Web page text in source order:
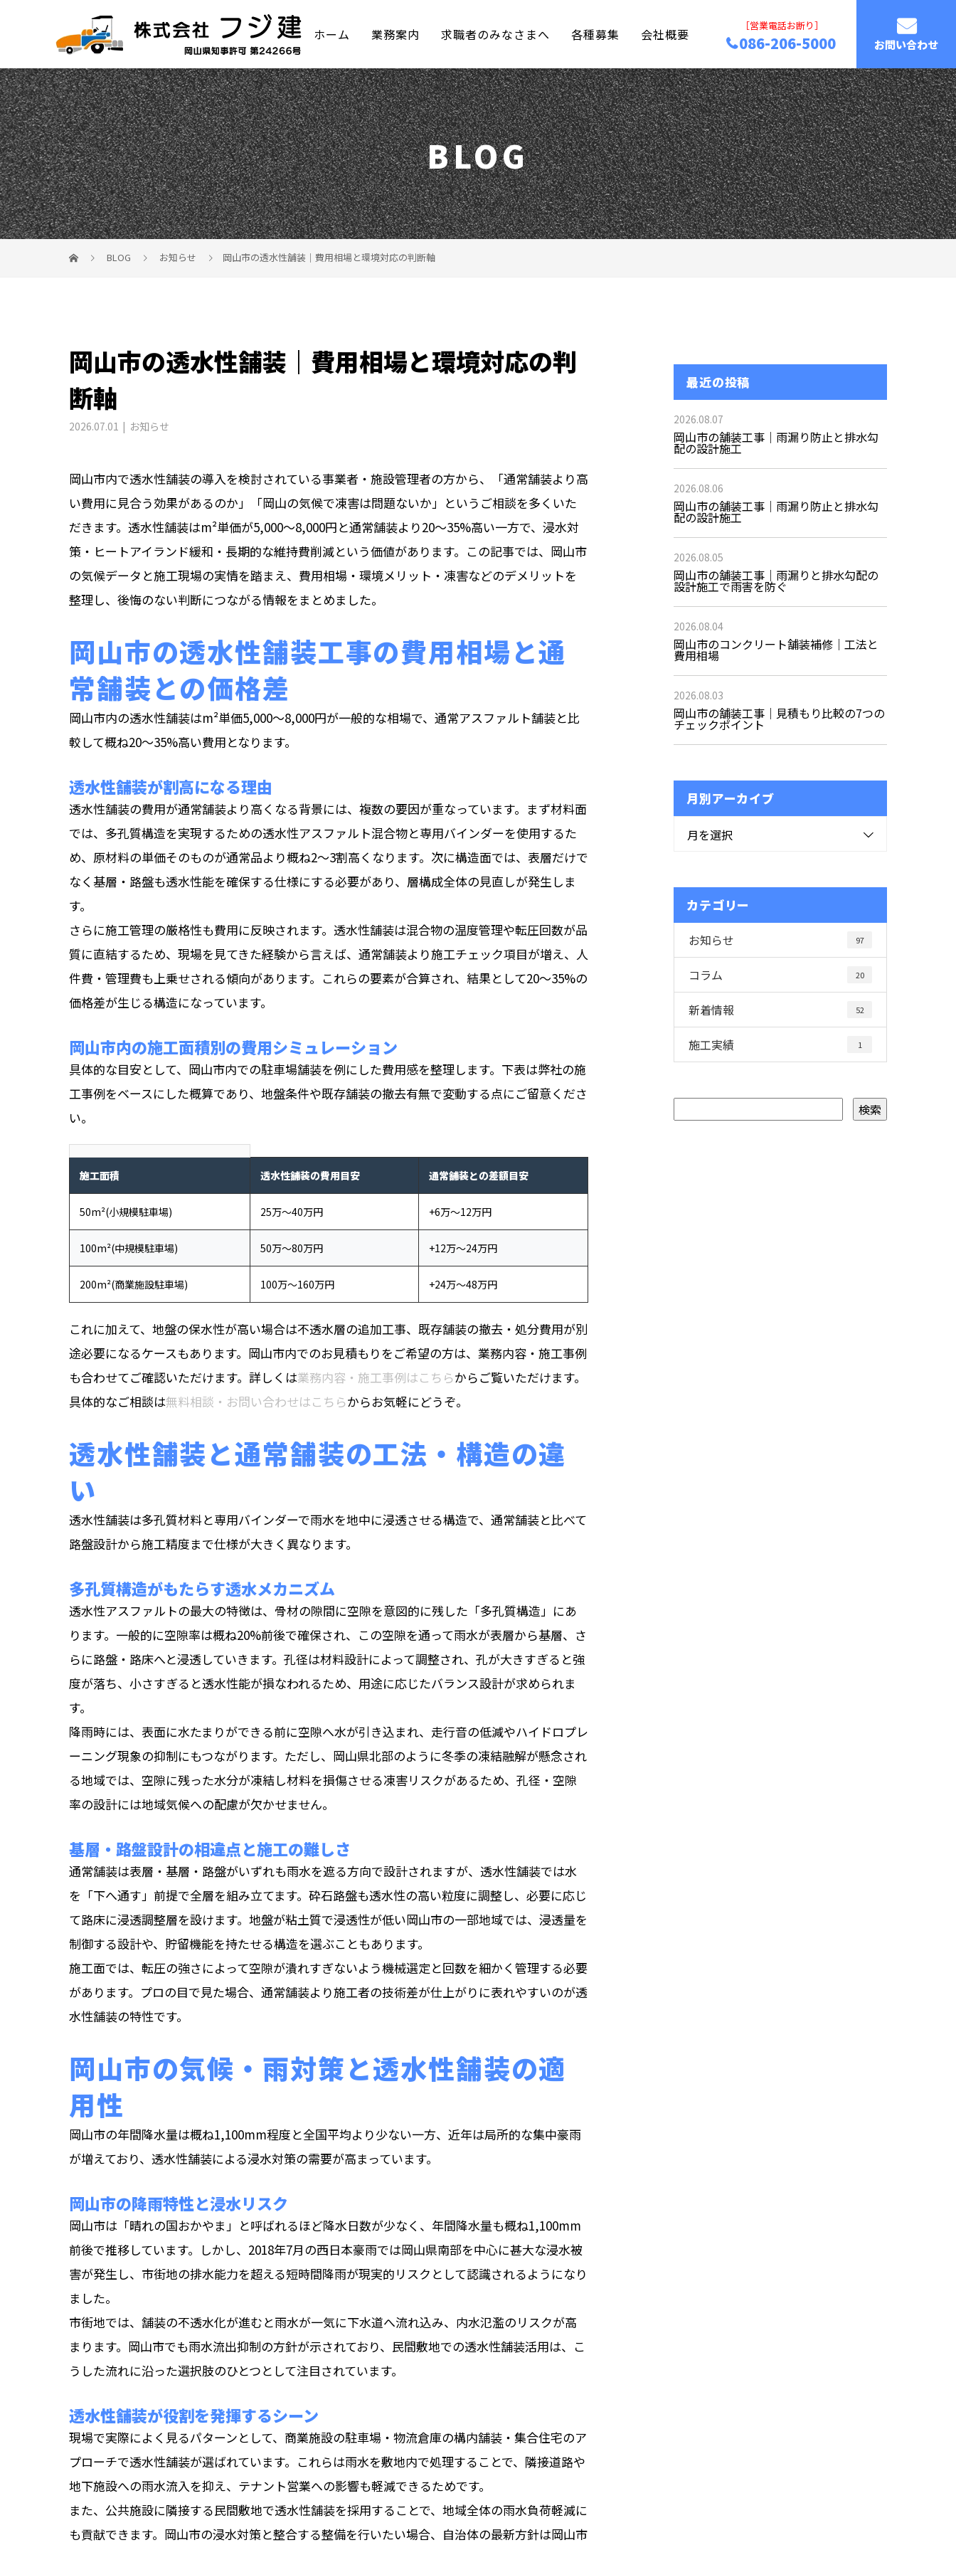
ホーム 業務案内 求職者のみなさまへ 各種募集 会社概要 ［営業電話お断り］
086-206-5000 お問い合わせ
BLOG
BLOG お知らせ 岡山市の透水性舗装｜費用相場と環境対応の判断軸
岡山市の透水性舗装｜費用相場と環境対応の判
断軸
2026.07.01 お知らせ
岡山市内で透水性舗装の導入を検討されている事業者・施設管理者の方から、「通常舗装より高
い費用に見合う効果があるのか」「岡山の気候で凍害は問題ないか」というご相談を多くいた
だきます。透水性舗装はm²単価が5,000〜8,000円と通常舗装より20〜35%高い一方で、浸水対
策・ヒートアイランド緩和・長期的な維持費削減という価値があります。この記事では、岡山市
の気候データと施工現場の実情を踏まえ、費用相場・環境メリット・凍害などのデメリットを
整理し、後悔のない判断につながる情報をまとめました。
岡山市の透水性舗装工事の費用相場と通
常舗装との価格差
岡山市内の透水性舗装はm²単価5,000〜8,000円が一般的な相場で、通常アスファルト舗装と比
較して概ね20〜35%高い費用となります。
透水性舗装が割高になる理由
透水性舗装の費用が通常舗装より高くなる背景には、複数の要因が重なっています。まず材料面
では、多孔質構造を実現するための透水性アスファルト混合物と専用バインダーを使用するた
め、原材料の単価そのものが通常品より概ね2〜3割高くなります。次に構造面では、表層だけで
なく基層・路盤も透水性能を確保する仕様にする必要があり、層構成全体の見直しが発生しま
す。
さらに施工管理の厳格性も費用に反映されます。透水性舗装は混合物の温度管理や転圧回数が品
質に直結するため、現場を見てきた経験から言えば、通常舗装より施工チェック項目が増え、人
件費・管理費も上乗せされる傾向があります。これらの要素が合算され、結果として20〜35%の
価格差が生じる構造になっています。
岡山市内の施工面積別の費用シミュレーション
具体的な目安として、岡山市内での駐車場舗装を例にした費用感を整理します。下表は弊社の施
工事例をベースにした概算であり、地盤条件や既存舗装の撤去有無で変動する点にご留意くださ
い。
施工面積 透水性舗装の費用目安 通常舗装との差額目安
50m²(小規模駐車場) 25万〜40万円 +6万〜12万円
100m²(中規模駐車場) 50万〜80万円 +12万〜24万円
200m²(商業施設駐車場) 100万〜160万円 +24万〜48万円
これに加えて、地盤の保水性が高い場合は不透水層の追加工事、既存舗装の撤去・処分費用が別
途必要になるケースもあります。岡山市内でのお見積もりをご希望の方は、業務内容・施工事例
も合わせてご確認いただけます。詳しくは業務内容・施工事例はこちらからご覧いただけます。
具体的なご相談は無料相談・お問い合わせはこちらからお気軽にどうぞ。
透水性舗装と通常舗装の工法・構造の違
い
透水性舗装は多孔質材料と専用バインダーで雨水を地中に浸透させる構造で、通常舗装と比べて
路盤設計から施工精度まで仕様が大きく異なります。
多孔質構造がもたらす透水メカニズム
透水性アスファルトの最大の特徴は、骨材の隙間に空隙を意図的に残した「多孔質構造」にあ
ります。一般的に空隙率は概ね20%前後で確保され、この空隙を通って雨水が表層から基層、さ
らに路盤・路床へと浸透していきます。孔径は材料設計によって調整され、孔が大きすぎると強
度が落ち、小さすぎると透水性能が損なわれるため、用途に応じたバランス設計が求められま
す。
降雨時には、表面に水たまりができる前に空隙へ水が引き込まれ、走行音の低減やハイドロプレ
ーニング現象の抑制にもつながります。ただし、岡山県北部のように冬季の凍結融解が懸念され
る地域では、空隙に残った水分が凍結し材料を損傷させる凍害リスクがあるため、孔径・空隙
率の設計には地域気候への配慮が欠かせません。
基層・路盤設計の相違点と施工の難しさ
通常舗装は表層・基層・路盤がいずれも雨水を遮る方向で設計されますが、透水性舗装では水
を「下へ通す」前提で全層を組み立てます。砕石路盤も透水性の高い粒度に調整し、必要に応じ
て路床に浸透調整層を設けます。地盤が粘土質で浸透性が低い岡山市の一部地域では、浸透量を
制御する設計や、貯留機能を持たせる構造を選ぶこともあります。
施工面では、転圧の強さによって空隙が潰れすぎないよう機械選定と回数を細かく管理する必要
があります。プロの目で見た場合、通常舗装より施工者の技術差が仕上がりに表れやすいのが透
水性舗装の特性です。
岡山市の気候・雨対策と透水性舗装の適
用性
岡山市の年間降水量は概ね1,100mm程度と全国平均より少ない一方、近年は局所的な集中豪雨
が増えており、透水性舗装による浸水対策の需要が高まっています。
岡山市の降雨特性と浸水リスク
岡山市は「晴れの国おかやま」と呼ばれるほど降水日数が少なく、年間降水量も概ね1,100mm
前後で推移しています。しかし、2018年7月の西日本豪雨では岡山県南部を中心に甚大な浸水被
害が発生し、市街地の排水能力を超える短時間降雨が現実的リスクとして認識されるようになり
ました。
市街地では、舗装の不透水化が進むと雨水が一気に下水道へ流れ込み、内水氾濫のリスクが高
まります。岡山市でも雨水流出抑制の方針が示されており、民間敷地での透水性舗装活用は、こ
うした流れに沿った選択肢のひとつとして注目されています。
透水性舗装が役割を発揮するシーン
現場で実際によく見るパターンとして、商業施設の駐車場・物流倉庫の構内舗装・集合住宅のア
プローチで透水性舗装が選ばれています。これらは雨水を敷地内で処理することで、隣接道路や
地下施設への雨水流入を抑え、テナント営業への影響も軽減できるためです。
また、公共施設に隣接する民間敷地で透水性舗装を採用することで、地域全体の雨水負荷軽減に
も貢献できます。岡山市の浸水対策と整合する整備を行いたい場合、自治体の最新方針は岡山市
最近の投稿
2026.08.07
岡山市の舗装工事｜雨漏り防止と排水勾
配の設計施工
2026.08.06
岡山市の舗装工事｜雨漏り防止と排水勾
配の設計施工
2026.08.05
岡山市の舗装工事｜雨漏りと排水勾配の
設計施工で雨害を防ぐ
2026.08.04
岡山市のコンクリート舗装補修｜工法と
費用相場
2026.08.03
岡山市の舗装工事｜見積もり比較の7つの
チェックポイント
月別アーカイブ
月を選択
カテゴリー
お知らせ 97
コラム 20
新着情報 52
施工実績 1